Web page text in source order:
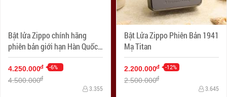
Bật lửa Zippo chính hãng
phiên bản giới hạn Hàn Quốc
cánh thiên thần Khảm Trai
Màu Bạc
4.250.000đ -6%
4.500.000đ
3.355
Bật Lửa Zippo Phiên Bản 1941
Mạ Titan
2.200.000đ -12%
2.500.000đ
3.645